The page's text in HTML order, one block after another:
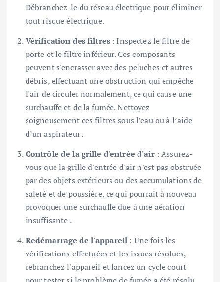
Débranchez-le du réseau électrique pour éliminer
tout risque électrique.
Vérification des filtres : Inspectez le filtre de
porte et le filtre inférieur. Ces composants
peuvent s'encrasser avec des peluches et autres
débris, effectuant une obstruction qui empêche
l'air de circuler normalement, ce qui cause une
surchauffe et de la fumée. Nettoyez
soigneusement ces filtres sous l’eau ou à l’aide
d’un aspirateur .
Contrôle de la grille d'entrée d'air: Assurez-
vous que la grille d'entrée d'air n'est pas obstruée
par des objets extérieurs ou des accumulations de
saleté et de poussière, ce qui pourrait à nouveau
provoquer une surchauffe due à une aération
insuffisante .
Redémarrage de l'appareil : Une fois les
vérifications effectuées et les issues résolues,
rebranchez l'appareil et lancez un cycle court